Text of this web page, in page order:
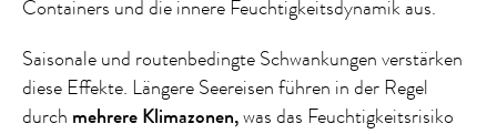
Containers und die innere Feuchtigkeitsdynamik aus.
Saisonale und routenbedingte Schwankungen verstärken
diese Effekte. Längere Seereisen führen in der Regel
durch mehrere Klimazonen,was das Feuchtigkeitsrisiko